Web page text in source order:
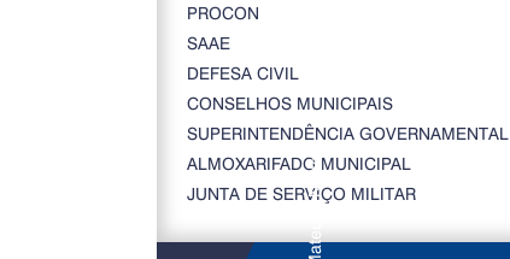
PROCON
SAAE
DEFESA CIVIL
CONSELHOS MUNICIPAIS
SUPERINTENDÊNCIA GOVERNAMENTAL
ALMOXARIFADO MUNICIPAL
JUNTA DE SERVIÇO MILITAR